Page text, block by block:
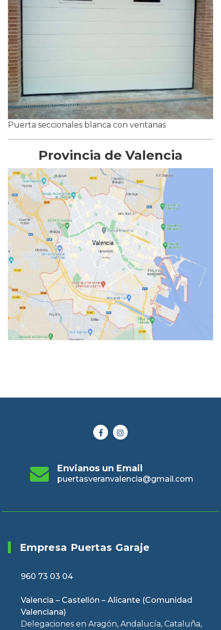
Puerta seccionales blanca con ventanas
Provincia de Valencia
Envianos un Email
puertasveranvalencia@gmail.com
Empresa Puertas Garaje
960 73 03 04
Valencia – Castellón – Alicante (Comunidad
Valenciana)
Delegaciones en Aragón, Andalucía, Cataluña,